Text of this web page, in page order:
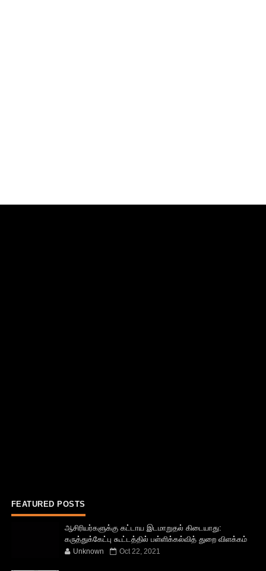
FEATURED POSTS
ஆசிரியர்களுக்கு கட்டாய இடமாறுதல் கிடையாது:
கருத்துக்கேட்பு கூட்டத்தில் பள்ளிக்கல்வித் துறை விளக்கம்
Unknown Oct 22, 2021